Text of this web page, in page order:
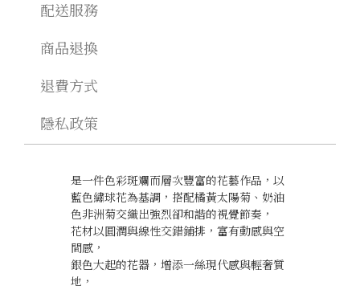
配送服務
商品退換
退費方式
隱私政策
是一件色彩斑斕而層次豐富的花藝作品，以
藍色繡球花為基調，搭配橘黃太陽菊、奶油
色非洲菊交織出強烈卻和諧的視覺節奏，
花材以圓潤與線性交錯鋪排，富有動感與空
間感，
銀色大起的花器，增添一絲現代感與輕奢質
地，